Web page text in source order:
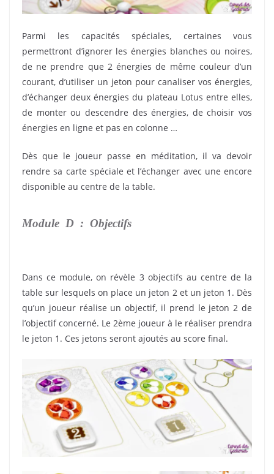
Parmi les capacités spéciales, certaines vous
permettront d’ignorer les énergies blanches ou noires,
de ne prendre que 2 énergies de même couleur d’un
courant, d’utiliser un jeton pour canaliser vos énergies,
d’échanger deux énergies du plateau Lotus entre elles,
de monter ou descendre des énergies, de choisir vos
énergies en ligne et pas en colonne …
Dès que le joueur passe en méditation, il va devoir
rendre sa carte spéciale et l’échanger avec une encore
disponible au centre de la table.
Module D : Objectifs
Dans ce module, on révèle 3 objectifs au centre de la
table sur lesquels on place un jeton 2 et un jeton 1. Dès
qu’un joueur réalise un objectif, il prend le jeton 2 de
l’objectif concerné. Le 2ème joueur à le réaliser prendra
le jeton 1. Ces jetons seront ajoutés au score final.